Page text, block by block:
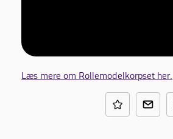
Læs mere om Rollemodelkorpset her.